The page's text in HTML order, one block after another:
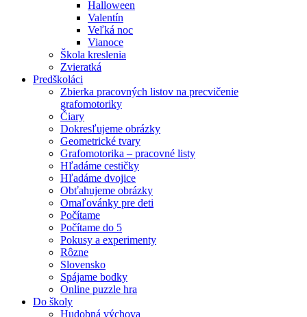
Halloween
Valentín
Veľká noc
Vianoce
Škola kreslenia
Zvieratká
Predškoláci
Zbierka pracovných listov na precvičenie
grafomotoriky
Čiary
Dokresľujeme obrázky
Geometrické tvary
Grafomotorika – pracovné listy
Hľadáme cestičky
Hľadáme dvojice
Obťahujeme obrázky
Omaľovánky pre deti
Počítame
Počítame do 5
Pokusy a experimenty
Rôzne
Slovensko
Spájame bodky
Online puzzle hra
Do školy
Hudobná výchova